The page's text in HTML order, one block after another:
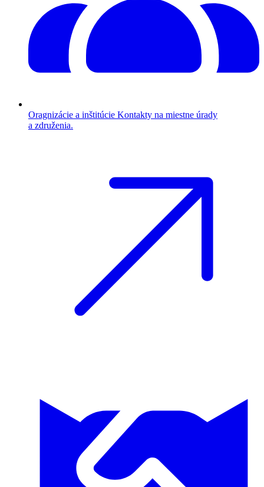
Oragnizácie a inštitúcie Kontakty na miestne úrady
a združenia.